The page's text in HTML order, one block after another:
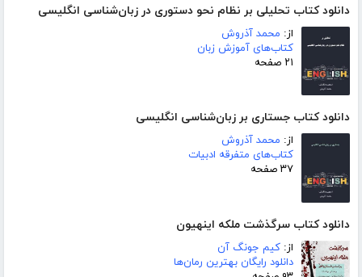
دانلود کتاب تحلیلی بر نظام نحو دستوری در زبان‌شناسی انگلیسی
از: محمد آذروش
کتاب‌های آموزش زبان
۲۱ صفحه
دانلود کتاب جستاری بر زبان‌شناسی انگلیسی
از: محمد آذروش
کتاب‌های متفرقه ادبیات
۳۷ صفحه
دانلود کتاب سرگذشت ملکه اینهیون
از: کیم جونگ آن
دانلود رایگان بهترین رمان‌ها